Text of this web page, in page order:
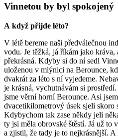
Vinnetou by byl spokojený
A když přijde léto?
V létě bereme naši předválečnou
vodu. Je těžká, já říkám jako
překrásná. Kdyby si do ní sedl
uloženou v mlýnici na Berounce,
dvakrát za léto s ní vyjedeme.
je krásná, vychutnávám si
jsme věrní horní Berounce. Asi
dvacetikilometrový úsek sjeli skoro
Kdybychom tak zase někdy jeli
ty jsi měla obrovské štěstí. Já už to
a zjistil, že tady je to nejkrásnější.